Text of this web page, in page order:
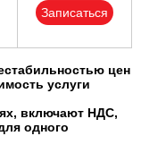
Записаться
цен
услуги
включают НДС,
одного